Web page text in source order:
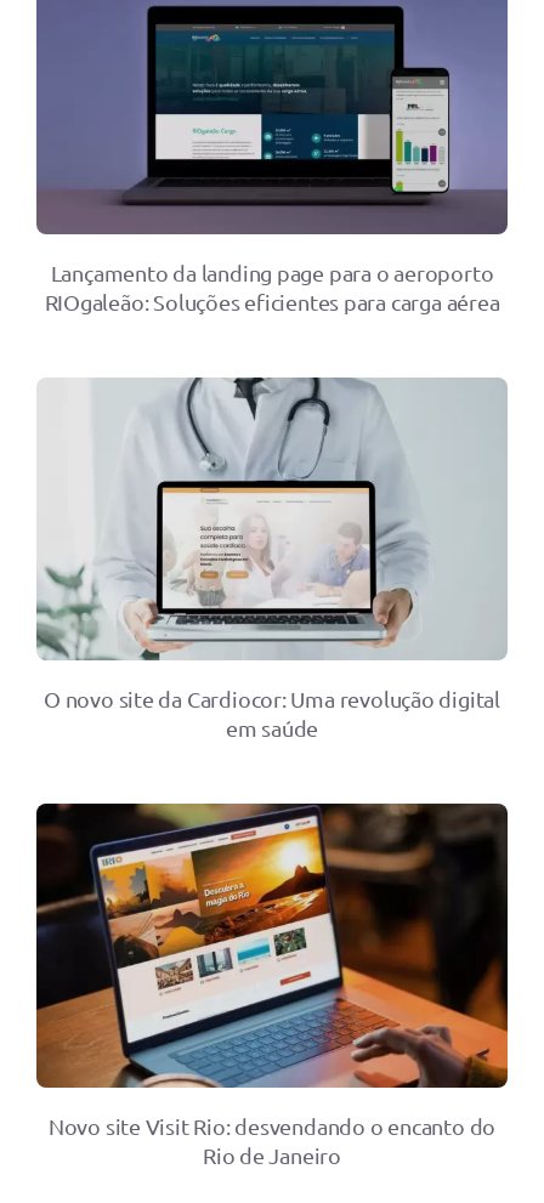
Lançamento da landing page para o aeroporto
RIOgaleão: Soluções eficientes para carga aérea
O novo site da Cardiocor: Uma revolução digital
em saúde
Novo site Visit Rio: desvendando o encanto do
Rio de Janeiro